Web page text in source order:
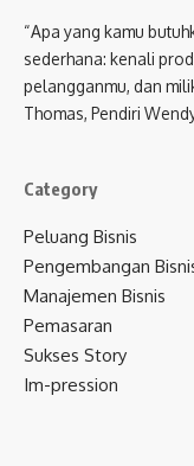
“Apa yang kamu
sederhana: kenali
pelangganmu, dan
Thomas, Pendiri
Category
Peluang Bisnis
Pengembangan
Manajemen Bisnis
Pemasaran
Sukses Story
Im-pression